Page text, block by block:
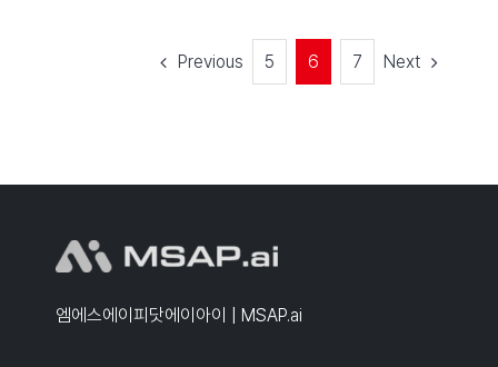
Previous 5 6 7 Next
엠에스에이피닷에이아이 | MSAP.ai